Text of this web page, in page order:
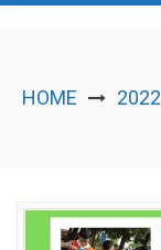
HOME 2022